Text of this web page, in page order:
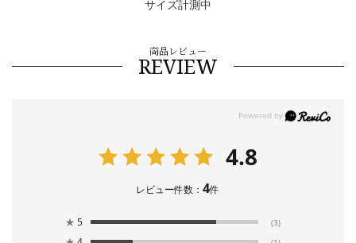
サイズ計測中
商品レビュー
REVIEW
4.8
レビュー件数：4件
★ 5 (3)